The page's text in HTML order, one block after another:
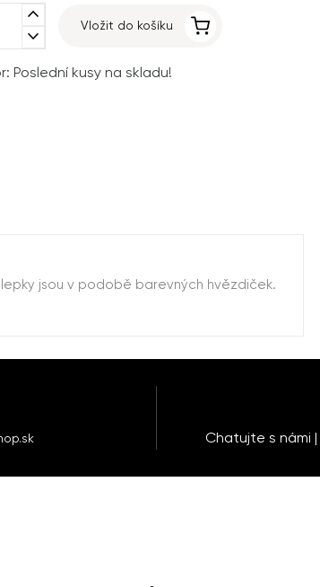
expand_less
expand_more
Vložit do košíku
Poslední kusy na skladu!
jsou v podobě barevných hvězdiček.
Chatujte s námi |